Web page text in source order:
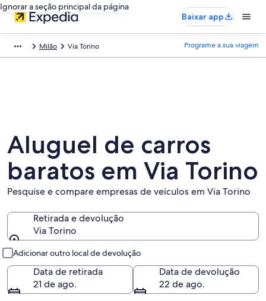
Ignorar a seção principal da página
Baixar app
Milão Via Torino Programe a sua viagem
Aluguel de carros
baratos em Via Torino
Pesquise e compare empresas de veículos em Via Torino
Retirada e devolução
Via Torino
Adicionar outro local de devolução
Data de retirada
21 de ago.
Data de devolução
22 de ago.